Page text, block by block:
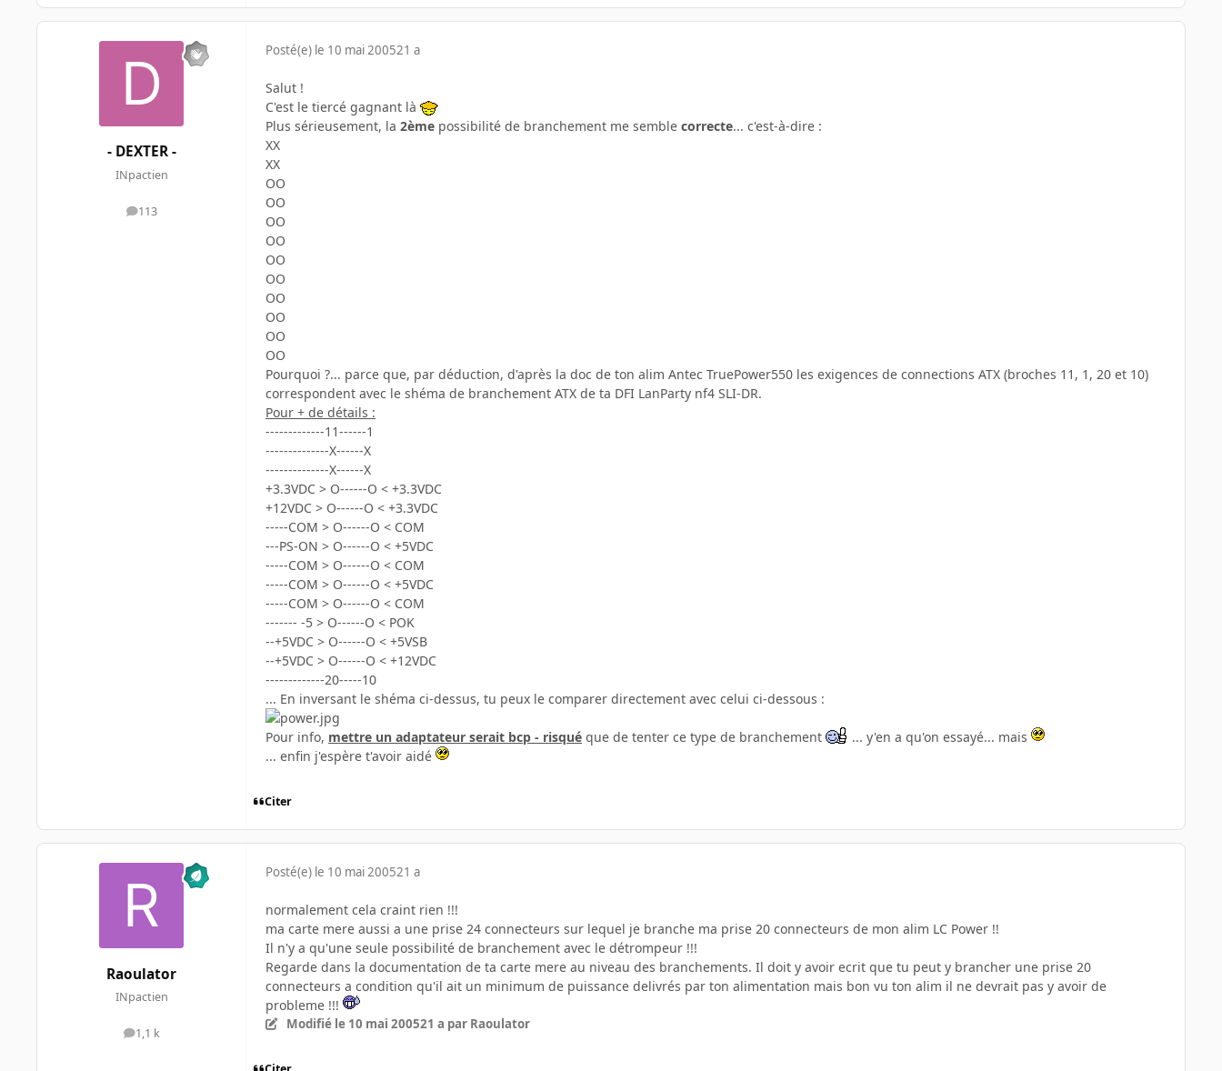
- DEXTER -
INpactien
113
messages
Posté(e) le 10 mai 200521 a
Salut !
C'est le tiercé gagnant là
Plus sérieusement, la 2ème possibilité de branchement me semble correcte... c'est-à-dire :
XX
XX
OO
OO
OO
OO
OO
OO
OO
OO
OO
OO
Pourquoi ?... parce que, par déduction, d'après la doc de ton alim Antec TruePower550 les exigences de connections ATX (broches 11, 1, 20 et 10)
correspondent avec le shéma de branchement ATX de ta DFI LanParty nf4 SLI-DR.
Pour + de détails :
-------------11------1
--------------X------X
--------------X------X
+3.3VDC > O------O < +3.3VDC
+12VDC > O------O < +3.3VDC
-----COM > O------O < COM
---PS-ON > O------O < +5VDC
-----COM > O------O < COM
-----COM > O------O < +5VDC
-----COM > O------O < COM
------- -5 > O------O < POK
--+5VDC > O------O < +5VSB
--+5VDC > O------O < +12VDC
-------------20-----10
... En inversant le shéma ci-dessus, tu peux le comparer directement avec celui ci-dessous :
Pour info, mettre un adaptateur serait bcp - risqué que de tenter ce type de branchement
... y'en a qu'on essayé... mais
... enfin j'espère t'avoir aidé
Citer
Raoulator
INpactien
1,1 k
messages
Posté(e) le 10 mai 200521 a
normalement cela craint rien !!!
ma carte mere aussi a une prise 24 connecteurs sur lequel je branche ma prise 20 connecteurs de mon alim LC Power !!
Il n'y a qu'une seule possibilité de branchement avec le détrompeur !!!
Regarde dans la documentation de ta carte mere au niveau des branchements. Il doit y avoir ecrit que tu peut y brancher une prise 20
connecteurs a condition qu'il ait un minimum de puissance delivrés par ton alimentation mais bon vu ton alim il ne devrait pas y avoir de
probleme !!!
Modifié le 10 mai 200521 a par Raoulator